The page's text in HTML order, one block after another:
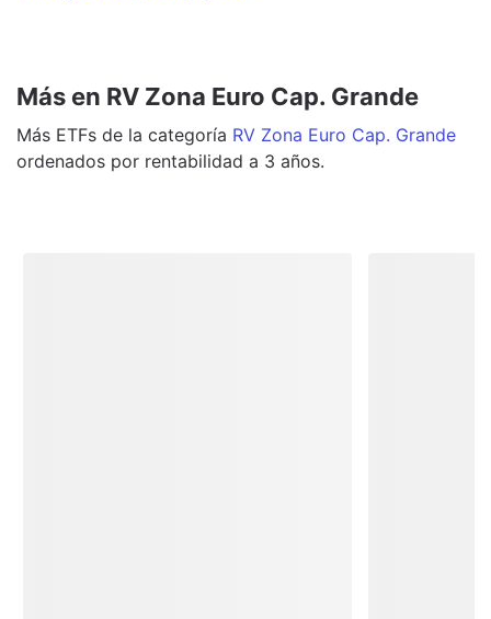
Más en RV Zona Euro Cap. Grande
Más ETFs de la categoría RV Zona Euro Cap. Grande
ordenados por rentabilidad a 3 años.